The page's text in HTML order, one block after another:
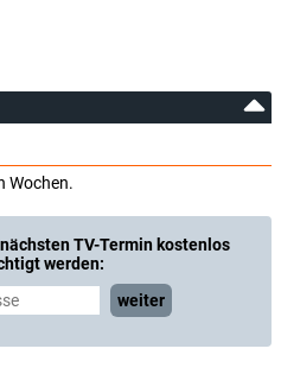
Wochen.
TV-Termin kostenlos
werden:
weiter